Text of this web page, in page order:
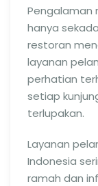
Pengalaman
hanya
restoran
layanan
perhatian
setiap
terlupakan.
Layanan
Indonesia
ramah dan